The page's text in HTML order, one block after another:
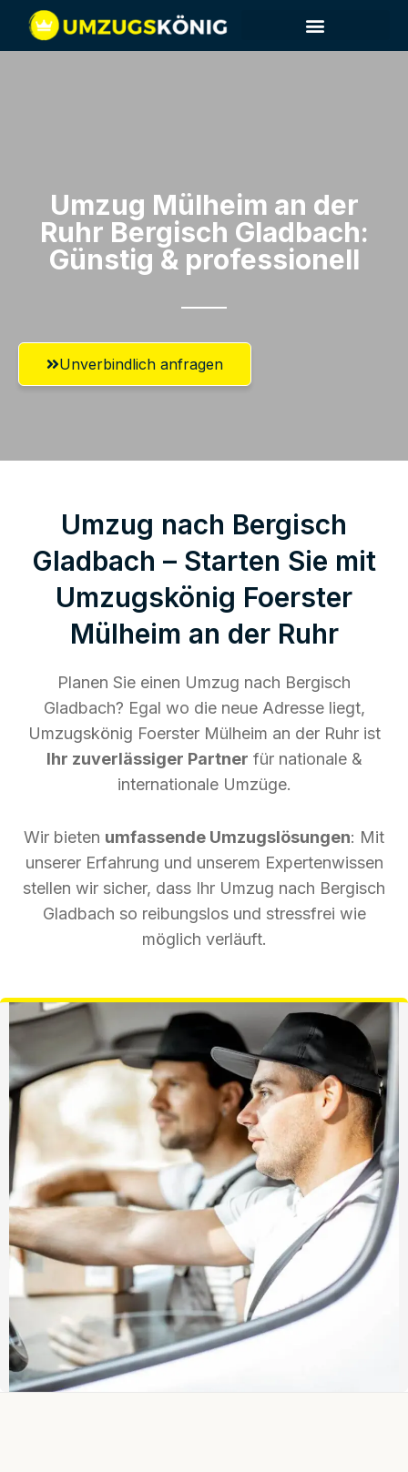
Umzug Mülheim an der
Ruhr​ Bergisch Gladbach:
Günstig & professionell​
Unverbindlich anfragen
Umzug nach Bergisch
Gladbach – Starten Sie mit
Umzugskönig Foerster
Mülheim an der Ruhr
Planen Sie einen Umzug nach Bergisch
Gladbach? Egal wo die neue Adresse liegt,
Umzugskönig Foerster Mülheim an der Ruhr ist
Ihr zuverlässiger Partner für nationale &
internationale Umzüge.
Wir bieten umfassende Umzugslösungen: Mit
unserer Erfahrung und unserem Expertenwissen
stellen wir sicher, dass Ihr Umzug nach Bergisch
Gladbach so reibungslos und stressfrei wie
möglich verläuft.